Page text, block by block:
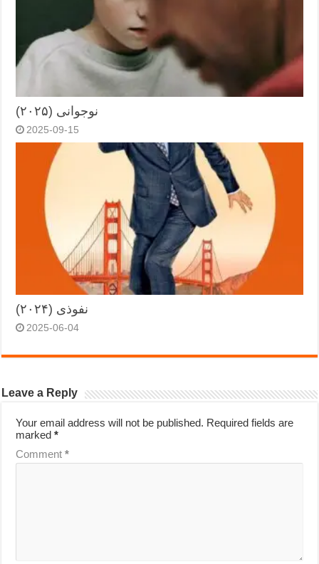
نوجوانی (۲۰۲۵)
2025-09-15
نفوذی (۲۰۲۴)
2025-06-04
Leave a Reply
Your email address will not be published. Required fields are
marked*
Comment*